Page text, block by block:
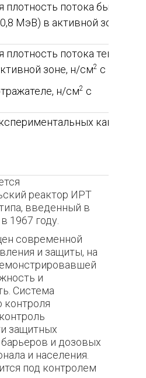
потока быстрых
МэВ) в активной зоне, н/
потока тепловых
зоне, н/см2 с
н/см2 с
каналов
реактор ИРТ
введенный в
1967 году.
современной
и защиты, на
и
Система
контроля
защитных
и дозовых
и населения.
под контролем